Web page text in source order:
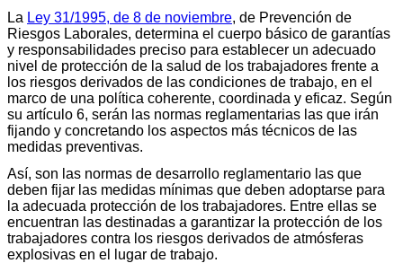
La Ley 31/1995, de 8 de noviembre, de Prevención de
Riesgos Laborales, determina el cuerpo básico de garantías
y responsabilidades preciso para establecer un adecuado
nivel de protección de la salud de los trabajadores frente a
los riesgos derivados de las condiciones de trabajo, en el
marco de una política coherente, coordinada y eficaz. Según
su artículo 6, serán las normas reglamentarias las que irán
fijando y concretando los aspectos más técnicos de las
medidas preventivas.
Así, son las normas de desarrollo reglamentario las que
deben fijar las medidas mínimas que deben adoptarse para
la adecuada protección de los trabajadores. Entre ellas se
encuentran las destinadas a garantizar la protección de los
trabajadores contra los riesgos derivados de atmósferas
explosivas en el lugar de trabajo.